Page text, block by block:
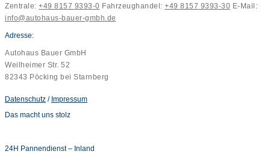
Zentrale: +49 8157 9393-0 Fahrzeughandel: +49 8157 9393-30 E-Mail:
info@autohaus-bauer-gmbh.de
Adresse:
Autohaus Bauer GmbH
Weilheimer Str. 52
82343 Pöcking bei Starnberg
Datenschutz / Impressum
Das macht uns stolz
24H Pannendienst – Inland